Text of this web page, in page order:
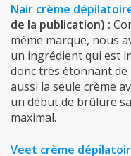
Nair crème
de la publication) :
même marque, nous
un ingrédient qui est
donc très étonnant de
aussi la seule crème
un début de brûlure
maximal.
Veet crème